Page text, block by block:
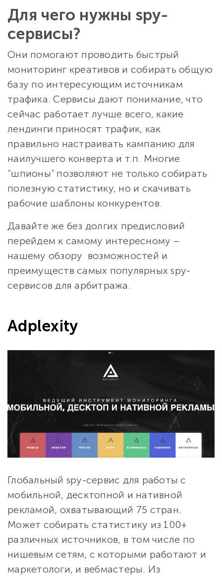
Для чего нужны spy-
сервисы?
Они помогают проводить быстрый
мониторинг креативов и собирать общую
базу по интересующим источникам
трафика. Сервисы дают понимание, что
сейчас работает лучше всего, какие
лендинги приносят трафик, как
правильно настраивать кампанию для
наилучшего конверта и т.п. Многие
“шпионы” позволяют не только собирать
полезную статистику, но и скачивать
рабочие шаблоны конкурентов.
Давайте же без долгих предисловий
перейдем к самому интересному –
нашему обзору возможностей и
преимуществ самых популярных spy-
сервисов для арбитража.
Adplexity
Глобальный spy-сервис для работы с
мобильной, десктопной и нативной
рекламой, охватывающий 75 стран.
Может собирать статистику из 100+
различных источников, в том числе по
нишевым сетям, с которыми работают и
маркетологи, и вебмастеры. Из